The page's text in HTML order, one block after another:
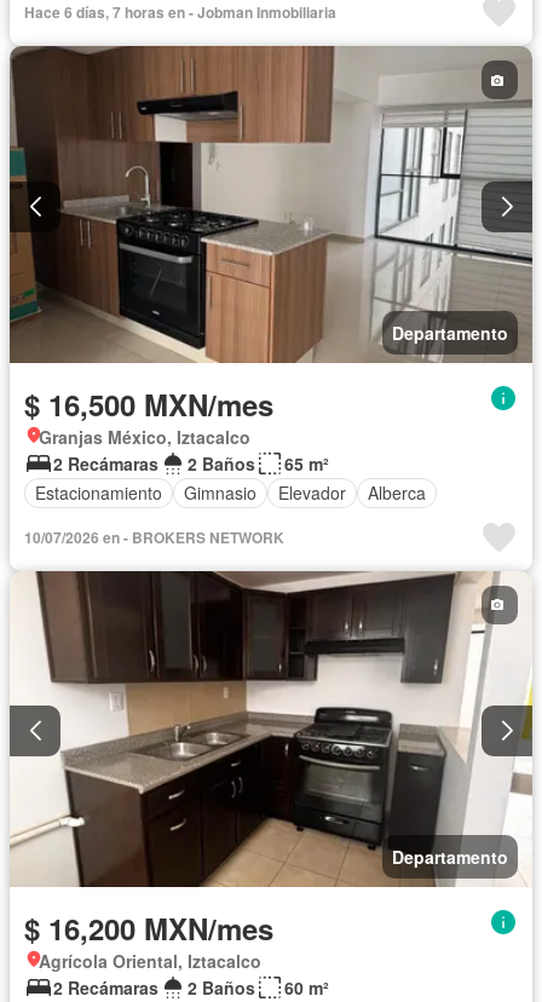
Hace 6 días, 7 horas en - Jobman Inmobiliaria
Departamento
$ 16,500 MXN/mes
Granjas México, Iztacalco
2 Recámaras
2 Baños
65 m²
Estacionamiento
Gimnasio Elevador Alberca
10/07/2026 en - BROKERS NETWORK
Departamento
$ 16,200 MXN/mes
Agrícola Oriental, Iztacalco
2 Recámaras
2 Baños
60 m²